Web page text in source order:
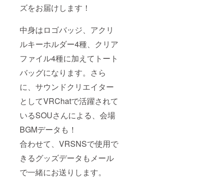
ズをお届けします！
中身はロゴバッジ、アクリ
ルキーホルダー4種、クリア
ファイル4種に加えてトート
バッグになります。さら
に、サウンドクリエイター
としてVRChatで活躍されて
いるSOUさんによる、会場
BGMデータも！
合わせて、VRSNSで使用で
きるグッズデータもメール
で一緒にお送りします。